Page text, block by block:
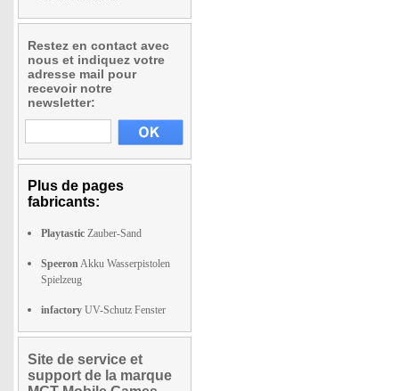
Restez en contact avec
nous et indiquez votre
adresse mail pour
recevoir notre
newsletter:
Plus de pages
fabricants:
Playtastic Zauber-Sand
SpeeronAkku Wasserpistolen
Spielzeug
infactory UV-Schutz Fenster
Site de service et
support de la marque